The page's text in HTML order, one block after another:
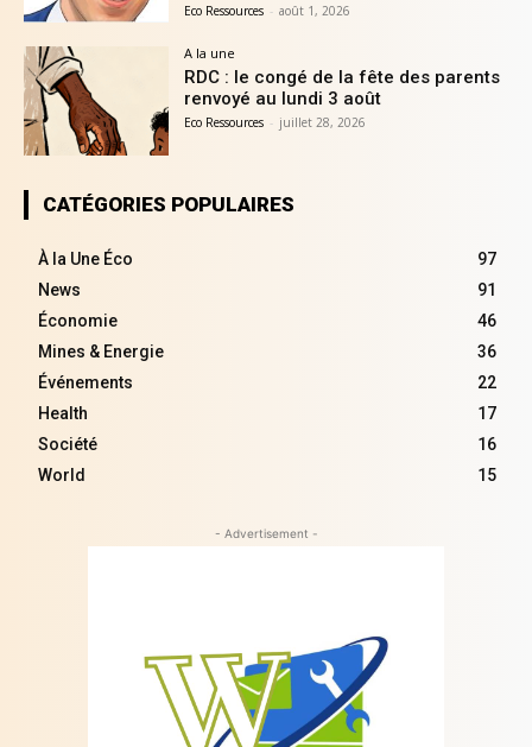
Eco Ressources - août 1, 2026
A la une
RDC : le congé de la fête des parents
renvoyé au lundi 3 août
Eco Ressources - juillet 28, 2026
CATÉGORIES POPULAIRES
À la Une Éco
97
News
91
Économie
46
Mines & Energie
36
Événements
22
Health
17
Société
16
World
15
- Advertisement -